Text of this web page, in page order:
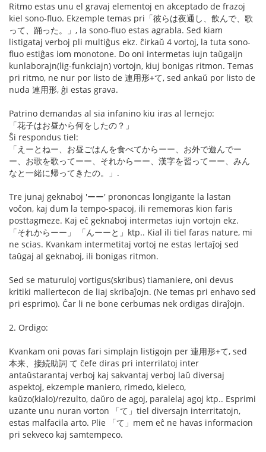
Ritmo estas unu el gravaj elementoj en akceptado de frazoj
kiel sono-fluo. Ekzemple temas pri「彼らは夜通し、飲んで、歌
って、踊った。」, la sono-fluo estas agrabla. Sed kiam
listigataj verboj pli multiĝus ekz. ĉirkaŭ 4 vortoj, la tuta sono-
fluo estiĝas iom monotone. Do oni intermetas iujn taŭgaijn
kunlaborajn(lig-funkciajn) vortojn, kiuj bonigas ritmon. Temas
pri ritmo, ne nur por listo de 連用形+て, sed ankaŭ por listo de
nuda 連用形, ĝi estas grava.
Patrino demandas al sia infanino kiu iras al lernejo:
「花子はお昼から何をしたの？」
Ŝi respondus tiel:
「えーとねー、お昼ごはんを食べてからーー、お外で遊んでー
ー、お歌を歌ってーー、それからーー、漢字を習ってーー、みん
なと一緒に帰ってきたの。」.
Tre junaj geknaboj 'ーー' prononcas longigante la lastan
voĉon, kaj dum la tempo-spacoj, ili rememoras kion faris
posttagmeze. Kaj eĉ geknaboj intermetas iujn vortojn ekz.
「それからーー」 「んーーと」ktp.. Kial ili tiel faras nature, mi
ne scias. Kvankam intermetitaj vortoj ne estas lertaĵoj sed
taŭgaj al geknaboj, ili bonigas ritmon.
Sed se maturuloj vortigus(skribus) tiamaniere, oni devus
kritiki mallertecon de liaj skribaĵojn. (Ne temas pri enhavo sed
pri esprimo). Ĉar li ne bone cerbumas nek ordigas diraĵojn.
2. Ordigo:
Kvankam oni povas fari simplajn listigojn per 連用形+て, sed
本来、接続助詞 て ĉefe diras pri interrilatoj inter
antaŭstarantaj verboj kaj sakvantaj verboj laŭ diversaj
aspektoj, ekzemple maniero, rimedo, kieleco,
kaŭzo(kialo)/rezulto, daŭro de agoj, paralelaj agoj ktp.. Esprimi
uzante unu nuran vorton 「て」tiel diversajn interritatojn,
estas malfacila arto. Plie 「て」mem eĉ ne havas informacion
pri sekveco kaj samtempeco.